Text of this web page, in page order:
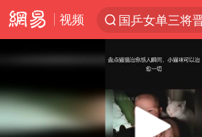
视频
国乒女单三将